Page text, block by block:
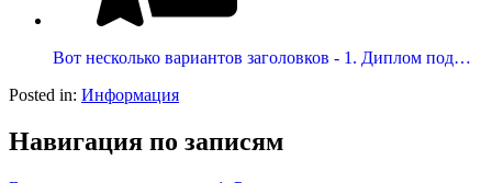
Вот несколько вариантов заголовков - 1. Диплом под…
Posted in: Информация
Навигация по записям